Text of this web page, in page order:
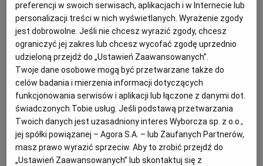
KOSZALIN
KRAKÓW
LUBLIN
ŁÓDŹ
TOK FM
SPORT.PL
PUBLIO.PL
KULTURALNYSKLEP.PL
Dla 4-6 osób
Przygotowanie: 90 minut plus gotowanie 20 minut
(jedna porcja)
Pampuchy – składniki:
3 łyżeczki masła
preferencji w swoich serwisach, aplikacjach i w Internecie lub
personalizacji treści w nich wyświetlanych. Wyrażenie zgody
jest dobrowolne. Jeśli nie chcesz wyrazić zgody, chcesz
ograniczyć jej zakres lub chcesz wycofać zgodę uprzednio
udzieloną przejdź do „Ustawień Zaawansowanych”.
Twoje dane osobowe mogą być przetwarzane także do
celów badania i mierzenia informacji dotyczących
funkcjonowania serwisów i aplikacji lub łączone z danymi dot.
świadczonych Tobie usług. Jeśli podstawą przetwarzania
Twoich danych jest uzasadniony interes Wyborcza sp. z o.o.,
jej spółki powiązanej – Agora S.A. – lub Zaufanych Partnerów,
masz prawo wyrazić sprzeciw. Aby to zrobić przejdź do
„Ustawień Zaawansowanych” lub skontaktuj się z